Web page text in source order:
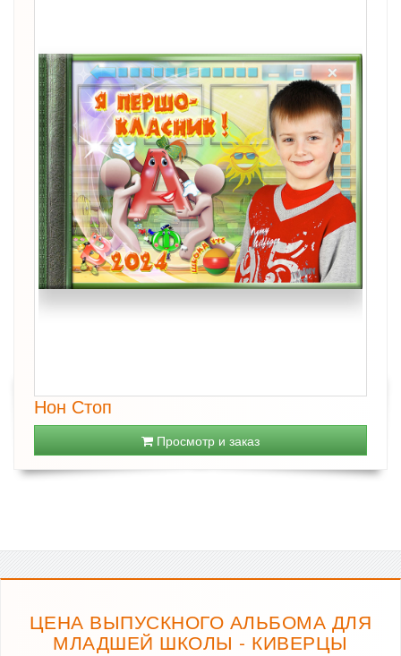
Нон Стоп
Просмотр и заказ
ЦЕНА ВЫПУСКНОГО АЛЬБОМА ДЛЯ
МЛАДШЕЙ ШКОЛЫ - КИВЕРЦЫ